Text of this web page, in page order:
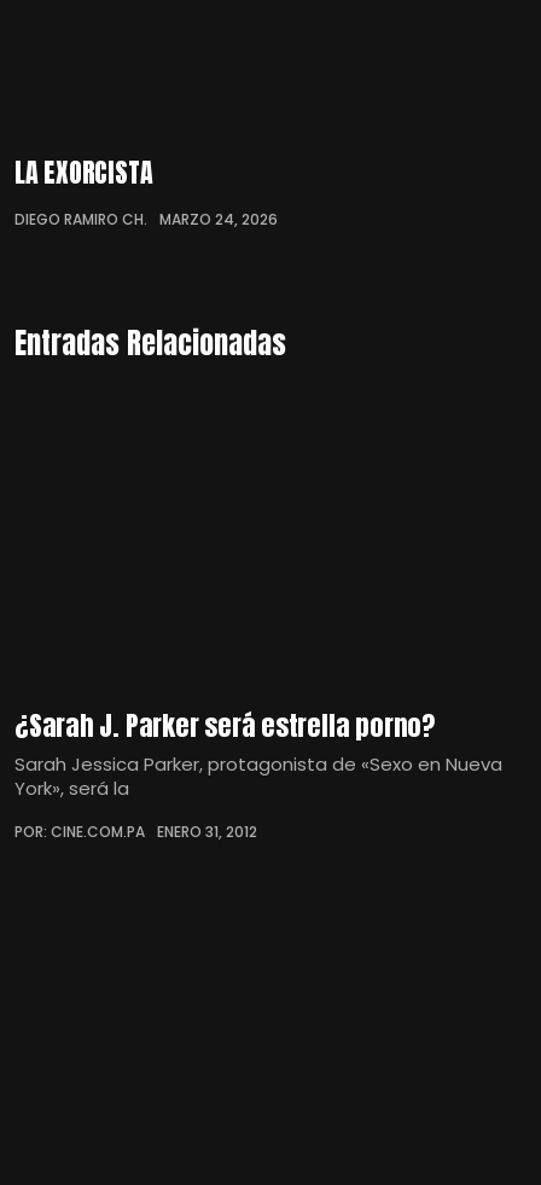
LA EXORCISTA
DIEGO RAMIRO CH. MARZO 24, 2026
Entradas Relacionadas
¿Sarah J. Parker será estrella porno?
Sarah Jessica Parker, protagonista de «Sexo en Nueva
York», será la
POR: CINE.COM.PA ENERO 31, 2012